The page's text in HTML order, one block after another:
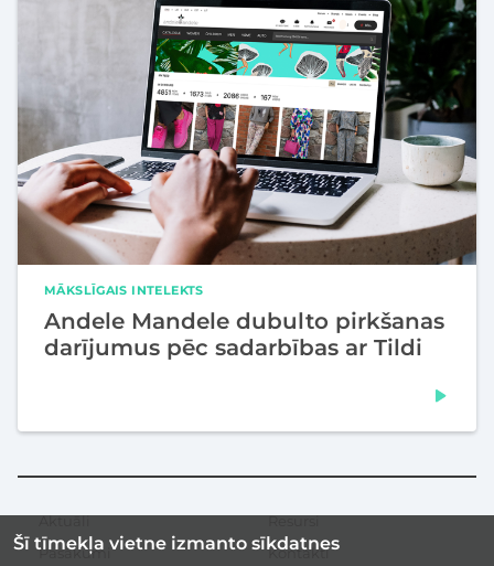
MĀKSLĪGAIS INTELEKTS
Andele Mandele dubulto pirkšanas
darījumus pēc sadarbības ar Tildi
Šī tīmekļa vietne izmanto sīkdatnes
Sekundārā
izvēlne
Aktuāli
Pasākumi
Resursi
Kontakti